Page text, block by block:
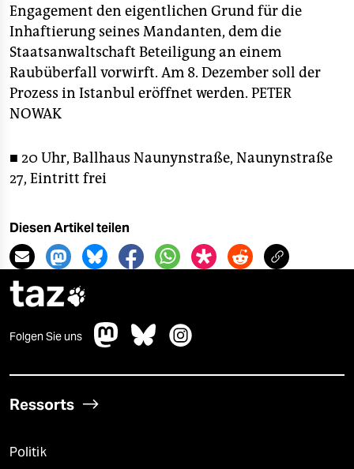
Engagement den eigentlichen Grund für die
Inhaftierung seines Mandanten, dem die
Staatsanwaltschaft Beteiligung an einem
Raubüberfall vorwirft. Am 8. Dezember soll der
Prozess in Istanbul eröffnet werden. PETER
NOWAK
■ 20 Uhr, Ballhaus Naunynstraße, Naunynstraße
27, Eintritt frei
Diesen Artikel teilen
taz
Folgen Sie uns
Ressorts
Politik